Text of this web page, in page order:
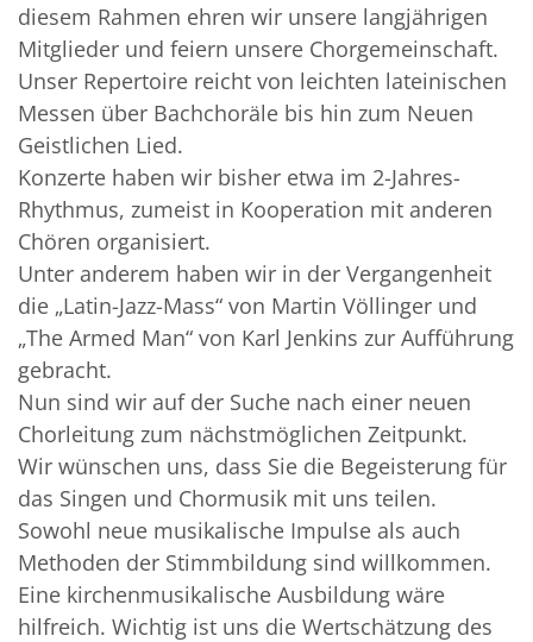
diesem Rahmen ehren wir unsere langjährigen
Mitglieder und feiern unsere Chorgemeinschaft.
Unser Repertoire reicht von leichten lateinischen
Messen über Bachchoräle bis hin zum Neuen
Geistlichen Lied.
Konzerte haben wir bisher etwa im 2-Jahres-
Rhythmus, zumeist in Kooperation mit anderen
Chören organisiert.
Unter anderem haben wir in der Vergangenheit
die „Latin-Jazz-Mass“ von Martin Völlinger und
„The Armed Man“ von Karl Jenkins zur Aufführung
gebracht.
Nun sind wir auf der Suche nach einer neuen
Chorleitung zum nächstmöglichen Zeitpunkt.
Wir wünschen uns, dass Sie die Begeisterung für
das Singen und Chormusik mit uns teilen.
Sowohl neue musikalische Impulse als auch
Methoden der Stimmbildung sind willkommen.
Eine kirchenmusikalische Ausbildung wäre
hilfreich. Wichtig ist uns die Wertschätzung des